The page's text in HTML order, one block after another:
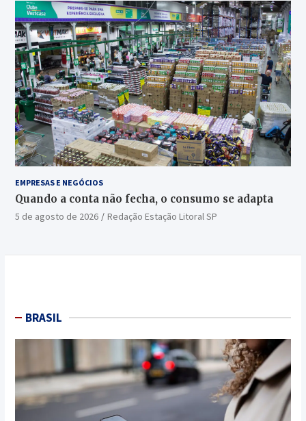
EMPRESAS E NEGÓCIOS
Quando a conta não fecha, o consumo se adapta
5 de agosto de 2026 Redação Estação Litoral SP
BRASIL